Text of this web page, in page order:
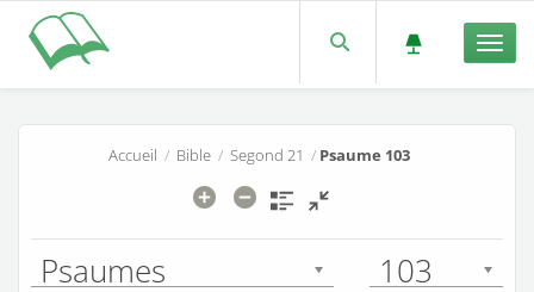
Accueil / Bible/ Segond 21 / Psaume 103
Psaumes 103